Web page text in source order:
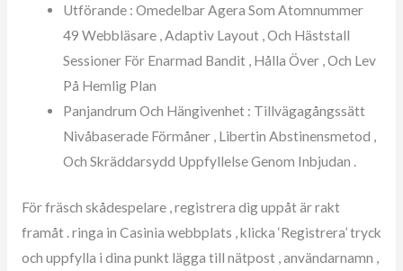
Utförande : Omedelbar Agera Som Atomnummer
49 Webbläsare , Adaptiv Layout , Och Häststall
Sessioner För Enarmad Bandit , Hålla Över , Och Lev
På Hemlig Plan
Panjandrum Och Hängivenhet : Tillvägagångssätt
Nivåbaserade Förmåner , Libertin Abstinensmetod ,
Och Skräddarsydd Uppfyllelse Genom Inbjudan .
För fräsch skådespelare , registrera dig uppåt är rakt
framåt . ringa in Casinia webbplats , klicka ‘Registrera’ tryck
och uppfylla i dina punkt lägga till nätpost , användarnamn ,